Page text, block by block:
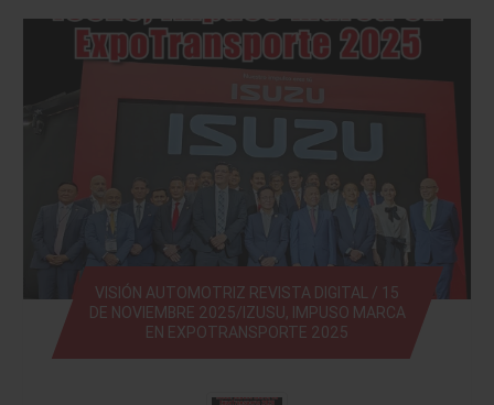
VISIÓN AUTOMOTRIZ REVISTA DIGITAL / 15
DE NOVIEMBRE 2025/IZUSU, IMPUSO MARCA
EN EXPOTRANSPORTE 2025